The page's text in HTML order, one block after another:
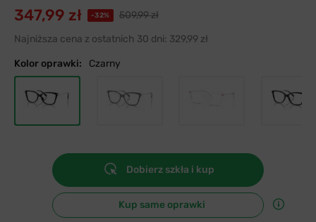
347,99 zł -32%
509,99 zł
Najniższa cena z ostatnich 30 dni: 329,99 zł
Kolor oprawki: Czarny
Dobierz szkła i kup
Kup same oprawki